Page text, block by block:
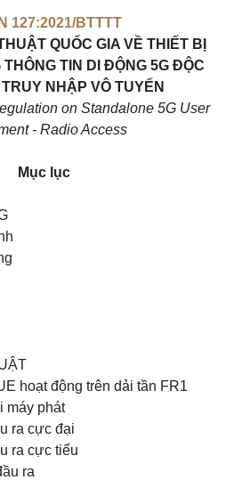
127:2021/BTTTT
QUỐC GIA VỀ THIẾT BỊ
TIN DI ĐỘNG 5G ĐỘC
NHẬP VÔ TUYẾN
on Standalone 5G User
- Radio Access
Mục lục
ẬT
hoạt động trên dải tần FR1
máy phát
ra cực đại
ra cực tiểu
ra